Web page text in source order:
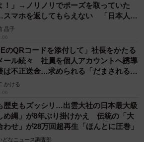
！」→ノリノリでポーズを取っていた
マホを返してもらえない 「日本人は
表かも」「私は6時間で3万円払った」
晶子
のQRコードを添付して」社長をかたる
ール続々 社員を個人アカウントへ誘導
は不正送金…求められる「だまされる前
対策
かける
歴史もズッシリ…出雲大社の日本最大級
め縄」が8年ぶり掛けかえ 伝統の「大
わせ」が28万回超再生「ほんとに圧巻」
どなニュース調査部